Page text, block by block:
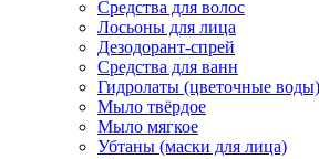
Средства для волос
Лосьоны для лица
Дезодорант-спрей
Средства для ванн
Гидролаты (цветочные воды)
Мыло твёрдое
Мыло мягкое
Убтаны (маски для лица)